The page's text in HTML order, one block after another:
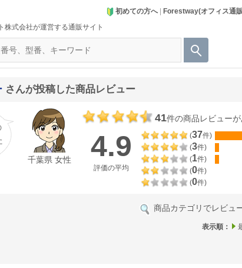
株式会社が運営する通販サイト
初めての方へ| Forestway(オフィス通
さんが投稿した商品レビュー
千葉県 女性
41件の商品レビュー
4.9
評価の平均
(37件)
(3件)
(1件)
(0件)
(0件)
商品カテゴリでレビュ
表示順：